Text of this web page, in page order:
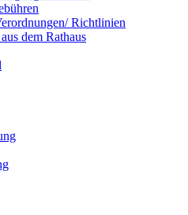
Richtlinien
dem Rathaus